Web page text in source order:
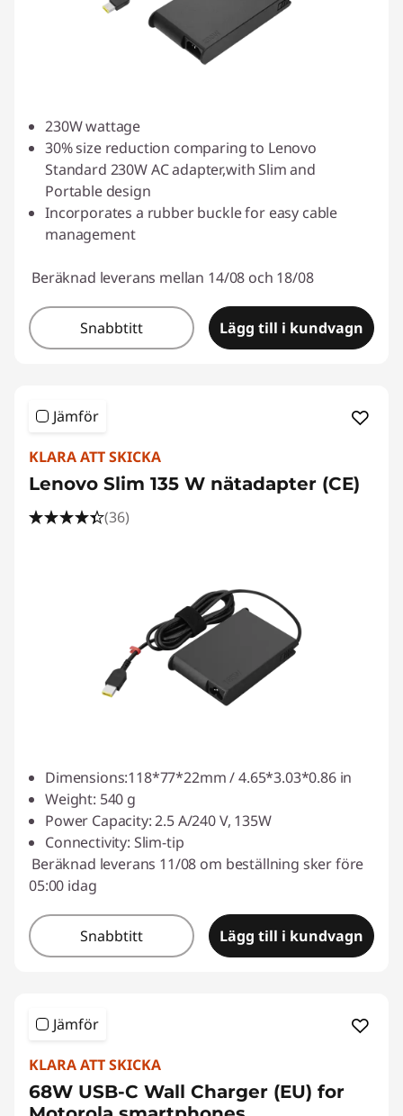
230W wattage
30% size reduction comparing to Lenovo
Standard 230W AC adapter,with Slim and
Portable design
Incorporates a rubber buckle for easy cable
management
Beräknad leverans mellan 14/08 och 18/08
Snabbtitt Lägg till i kundvagn
Jämför
KLARA ATT SKICKA
Lenovo Slim 135 W nätadapter (CE)
(36)
Dimensions:118*77*22mm / 4.65*3.03*0.86 in
Weight: 540 g
Power Capacity: 2.5 A/240 V, 135W
Connectivity: Slim-tip
Beräknad leverans 11/08 om beställning sker före
05:00 idag
Snabbtitt Lägg till i kundvagn
Jämför
KLARA ATT SKICKA
68W USB-C Wall Charger (EU) for